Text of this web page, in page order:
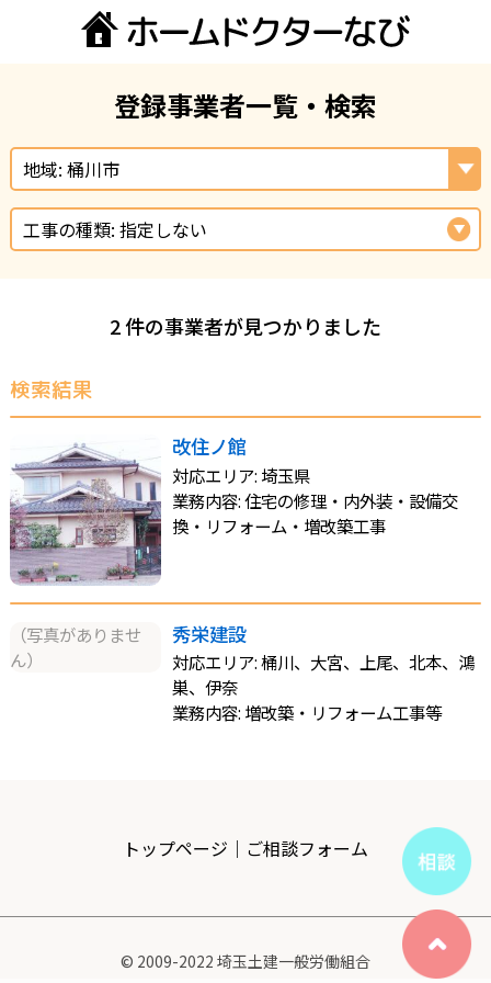
登録事業者一覧・検索
地域: 桶川市
工事の種類: 指定しない
2 件の事業者が見つかりました
検索結果
改住ノ館
対応エリア: 埼玉県
業務内容: 住宅の修理・内外装・設備交
換・リフォーム・増改築工事
（写真がありませ
ん）
秀栄建設
対応エリア: 桶川、大宮、上尾、北本、鴻
巣、伊奈
業務内容: 増改築・リフォーム工事等
トップページ ｜ ご相談フォーム
© 2009-2022 埼玉土建一般労働組合